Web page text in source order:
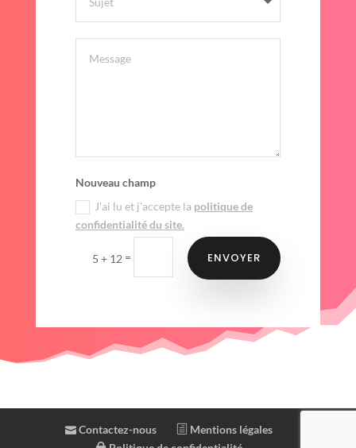
Nouveau champ
J'ai lu et j'accepte la politique de
confidentialité du site.
5 + 12 = ENVOYER
Contactez-nous
Mentions légales